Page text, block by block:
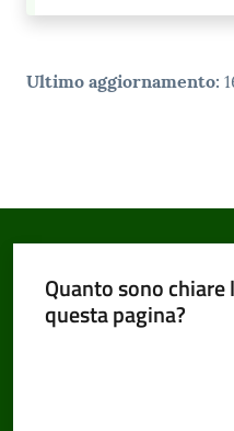
Ultimo aggiornamento:
Quanto sono
questa pagina?